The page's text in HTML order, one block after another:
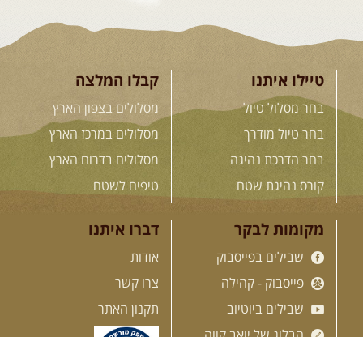
בין רכס הקווקז הנמוך לגבוה, בין נהרות
שוצפים למעברי הרים ...
לכל המסעות בעולם
. הדרכות נהיגה .
21.08.2026 שישי- קורס נהיגת
שטח בקבוצה
נהיגת שטח יכולה להיות חוויה נהדרת
אם לומדים לעשות אותה ...[המשך]
טיילו איתנו
בחר מסלול טיול
בחר טיול מודרך
בחר הדרכת נהיגה
קורס נהיגת שטח
קבלו המלצה
מסלולים בצפון הארץ
מסלולים במרכז הארץ
מסלולים בדרום הארץ
טיפים לשטח
מקומות לבקר
שבילים בפייסבוק
פייסבוק - קהילה
שבילים ביוטיוב
דברו איתנו
אודות
צרו קשר
תקנון האתר